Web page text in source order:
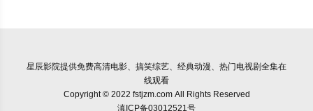
星辰影院提供免费高清电影、搞笑综艺、经典动漫、热门电视剧全集在
线观看
Copyright © 2022 fstjzm.com All Rights Reserved
滇ICP备03012521号